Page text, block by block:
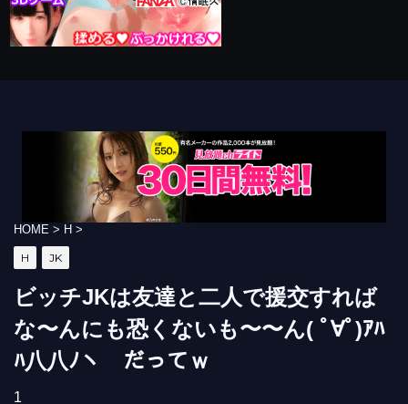
HOME > H >
H JK
ビッチJKは友達と二人で援交すれば
な〜んにも恐くないも〜〜ん( ﾟ∀ﾟ)ｱﾊ
ﾊ八八ﾉヽ だってｗ
1